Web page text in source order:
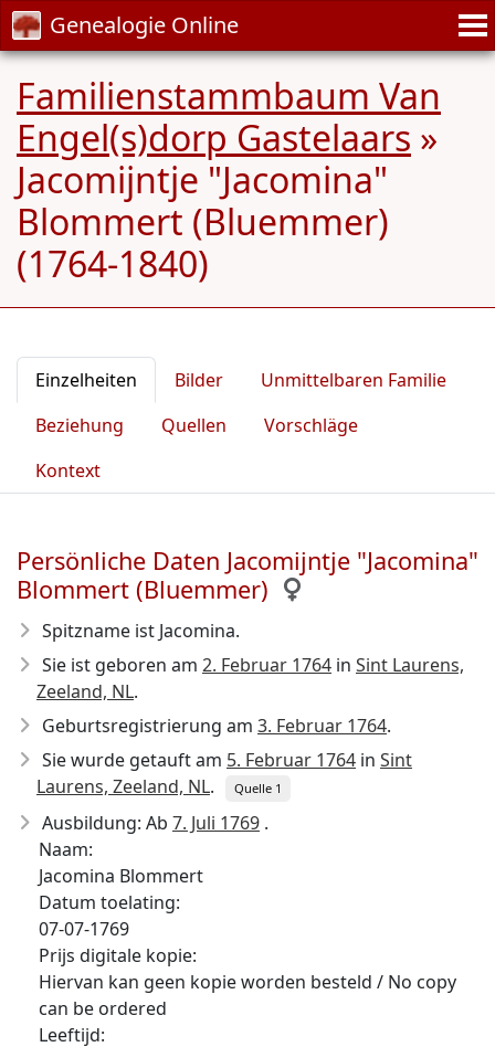
Genealogie Online
Familienstammbaum Van
Engel(s)dorp Gastelaars »
Jacomijntje "Jacomina"
Blommert (Bluemmer)
(1764-1840)
Einzelheiten Bilder
Unmittelbaren Familie
Beziehung
Quellen
Vorschläge
Kontext
Persönliche Daten Jacomijntje "Jacomina"
Blommert (Bluemmer)
Spitzname ist Jacomina.
Sie ist geboren am 2. Februar 1764 in Sint Laurens,
Zeeland, NL.
Geburtsregistrierung am 3. Februar 1764.
Sie wurde getauft am 5. Februar 1764 in Sint
Laurens, Zeeland, NL. Quelle 1
Ausbildung: Ab 7. Juli 1769 .
Naam:
Jacomina Blommert
Datum toelating:
07-07-1769
Prijs digitale kopie:
Hiervan kan geen kopie worden besteld / No copy
can be ordered
Leeftijd: